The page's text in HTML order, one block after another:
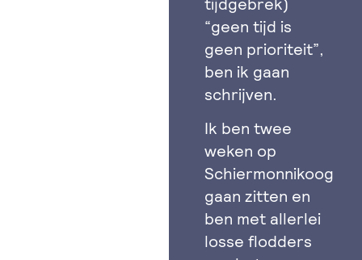
“geen tijd is
geen prioriteit”,
ben ik gaan
schrijven.
Ik ben twee
weken op
Schiermonnikoog
gaan zitten en
ben met allerlei
losse flodders